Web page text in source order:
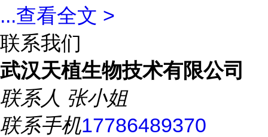
...查看全文 >
联系我们
武汉天植生物技术有限公司
联系人 张小姐
联系手机17786489370